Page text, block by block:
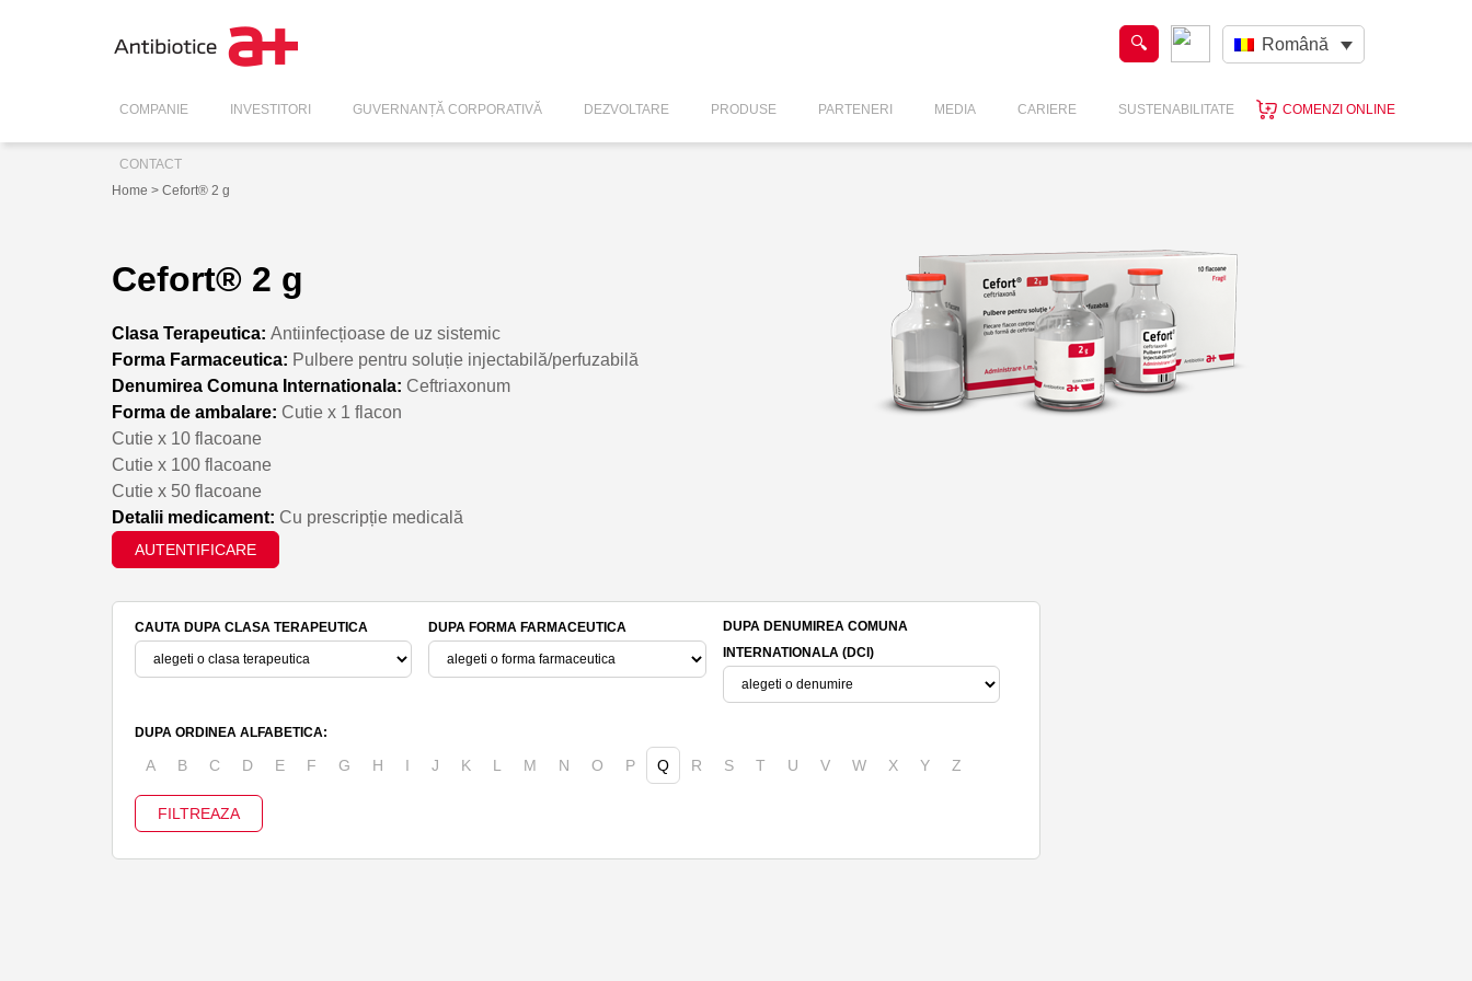
Română
COMPANIE INVESTITORI GUVERNANȚĂ CORPORATIVĂ DEZVOLTARE PRODUSE PARTENERI MEDIA CARIERE SUSTENABILITATE COMENZI ONLINE
CONTACT
Home > Cefort® 2 g
Cefort® 2 g
Clasa Terapeutica: Antiinfecțioase de uz sistemic
Forma Farmaceutica: Pulbere pentru soluție injectabilă/perfuzabilă
Denumirea Comuna Internationala: Ceftriaxonum
Forma de ambalare: Cutie x 1 flacon
Cutie x 10 flacoane
Cutie x 100 flacoane
Cutie x 50 flacoane
Detalii medicament: Cu prescripție medicală
AUTENTIFICARE
CAUTA DUPA CLASA TERAPEUTICA DUPA FORMA FARMACEUTICA
DUPA DENUMIREA COMUNA
INTERNATIONALA (DCI)
DUPA ORDINEA ALFABETICA:
A B C D E F G H I J K L M N O P Q R S T U V W X Y Z